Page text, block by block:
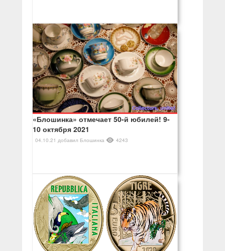
«Блошинка» отмечает 50-й юбилей! 9-
10 октября 2021
04.10.21 добавил Блошинка 4243